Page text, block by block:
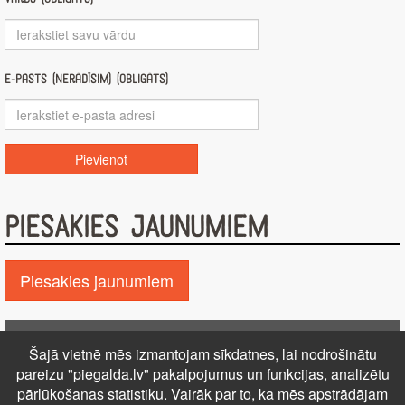
E-pasts (nerādīsim) (obligāts)
PIESAKIES JAUNUMIEM
Piesakies jaunumiem
Kontakti Reklāma Par mums
Autortiesības
PRIVĀTUMA POLITIKA
NOTEIKUMI – DISTANCES
Šajā vietnē mēs izmantojam sīkdatnes, lai nodrošinātu
pareizu "piegalda.lv" pakalpojumus un funkcijas, analizētu
pārlūkošanas statistiku. Vairāk par to, ka mēs apstrādājam